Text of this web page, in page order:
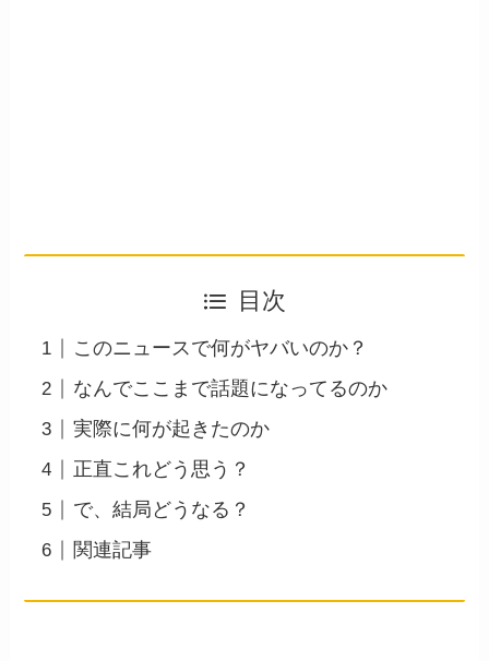
目次
このニュースで何がヤバいのか？
なんでここまで話題になってるのか
実際に何が起きたのか
正直これどう思う？
で、結局どうなる？
関連記事